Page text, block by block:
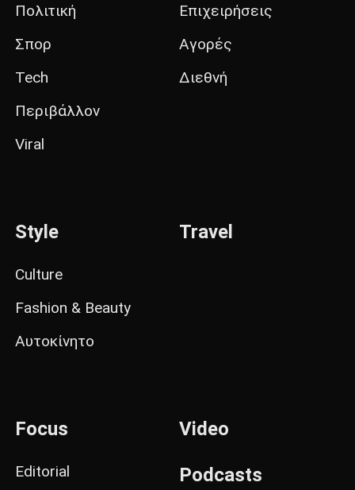
Πολιτική
Σπορ
Tech
Περιβάλλον
Viral
Επιχειρήσεις
Αγορές
Διεθνή
Style
Culture
Fashion & Beauty
Αυτοκίνητο
Travel
Focus
Editorial
Video
Podcasts